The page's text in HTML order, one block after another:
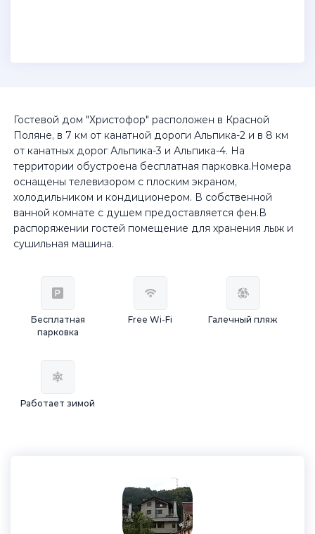
Гостевой дом "Христофор" расположен в Красной
Поляне, в 7 км от канатной дороги Альпика-2 и в 8 км
от канатных дорог Альпика-3 и Альпика-4. На
территории обустроена бесплатная парковка.Номера
оснащены телевизором с плоским экраном,
холодильником и кондиционером. В собственной
ванной комнате с душем предоставляется фен.В
распоряжении гостей помещение для хранения лыж и
сушильная машина.
Бесплатная
парковка
Free Wi-Fi Галечный пляж
Работает зимой